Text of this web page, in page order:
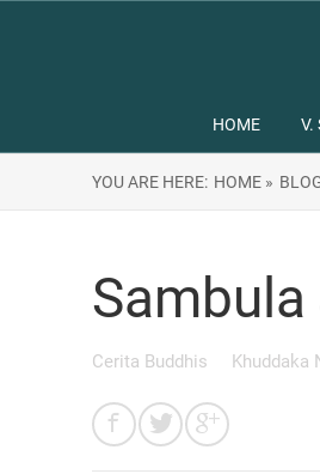
HOME V.
YOU ARE HERE: HOME »
Cerita Buddhis Khuddaka